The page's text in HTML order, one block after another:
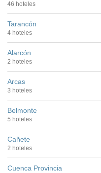
46 hoteles
Tarancón
4 hoteles
Alarcón
2 hoteles
Arcas
3 hoteles
Belmonte
5 hoteles
Cañete
2 hoteles
Cuenca Provincia